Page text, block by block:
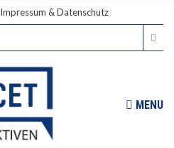
Impressum & Datenschutz
MENU